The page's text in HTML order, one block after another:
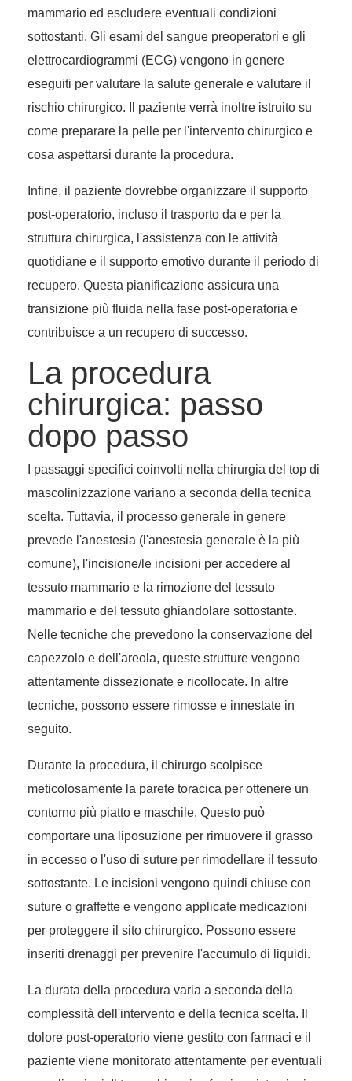
mammario ed escludere eventuali condizioni
sottostanti. Gli esami del sangue preoperatori e gli
elettrocardiogrammi (ECG) vengono in genere
eseguiti per valutare la salute generale e valutare il
rischio chirurgico. Il paziente verrà inoltre istruito su
come preparare la pelle per l'intervento chirurgico e
cosa aspettarsi durante la procedura.
Infine, il paziente dovrebbe organizzare il supporto
post-operatorio, incluso il trasporto da e per la
struttura chirurgica, l'assistenza con le attività
quotidiane e il supporto emotivo durante il periodo di
recupero. Questa pianificazione assicura una
transizione più fluida nella fase post-operatoria e
contribuisce a un recupero di successo.
La procedura
chirurgica: passo
dopo passo
I passaggi specifici coinvolti nella chirurgia del top di
mascolinizzazione variano a seconda della tecnica
scelta. Tuttavia, il processo generale in genere
prevede l'anestesia (l'anestesia generale è la più
comune), l'incisione/le incisioni per accedere al
tessuto mammario e la rimozione del tessuto
mammario e del tessuto ghiandolare sottostante.
Nelle tecniche che prevedono la conservazione del
capezzolo e dell'areola, queste strutture vengono
attentamente dissezionate e ricollocate. In altre
tecniche, possono essere rimosse e innestate in
seguito.
Durante la procedura, il chirurgo scolpisce
meticolosamente la parete toracica per ottenere un
contorno più piatto e maschile. Questo può
comportare una liposuzione per rimuovere il grasso
in eccesso o l'uso di suture per rimodellare il tessuto
sottostante. Le incisioni vengono quindi chiuse con
suture o graffette e vengono applicate medicazioni
per proteggere il sito chirurgico. Possono essere
inseriti drenaggi per prevenire l'accumulo di liquidi.
La durata della procedura varia a seconda della
complessità dell'intervento e della tecnica scelta. Il
dolore post-operatorio viene gestito con farmaci e il
paziente viene monitorato attentamente per eventuali